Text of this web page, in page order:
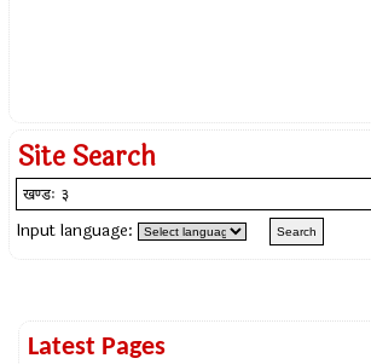
Site Search
Input language:
Latest Pages